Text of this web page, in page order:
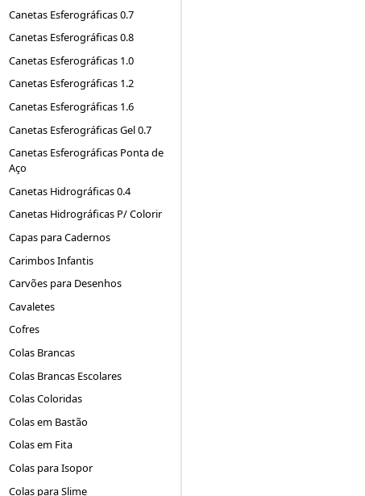
Canetas Esferográficas 0.7
Canetas Esferográficas 0.8
Canetas Esferográficas 1.0
Canetas Esferográficas 1.2
Canetas Esferográficas 1.6
Canetas Esferográficas Gel 0.7
Canetas Esferográficas Ponta de
Aço
Canetas Hidrográficas 0.4
Canetas Hidrográficas P/ Colorir
Capas para Cadernos
Carimbos Infantis
Carvões para Desenhos
Cavaletes
Cofres
Colas Brancas
Colas Brancas Escolares
Colas Coloridas
Colas em Bastão
Colas em Fita
Colas para Isopor
Colas para Slime